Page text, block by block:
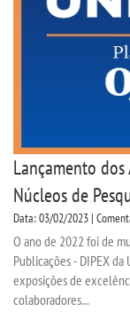
Lançamento
Núcleos de
Data: 03/02/2023 |
O ano de 2022 foi de
Publicações - DIPEX da
exposições de
colaboradores...